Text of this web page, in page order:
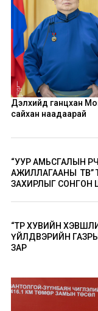
Дэлхийд ганцхан
сайхан наадаарай
“УУР АМЬСГАЛЫН
АЖИЛЛАГААНЫ ТӨВ”
ЗАХИРЛЫГ СОНГОН
“ТӨР ХУВИЙН
ҮЙЛДВЭРИЙН
ЗАР